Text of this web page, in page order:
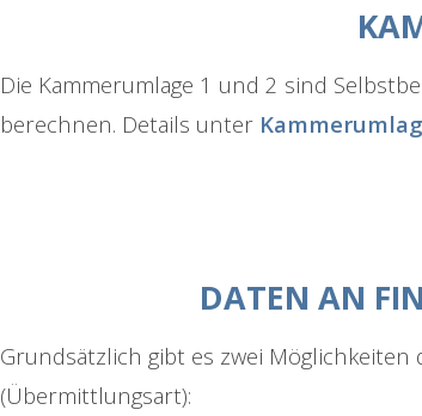
Die Kammerumlage 1 und 2 sind
berechnen. Details unter
DATEN AN
Grundsätzlich gibt es zwei
(Übermittlungsart):